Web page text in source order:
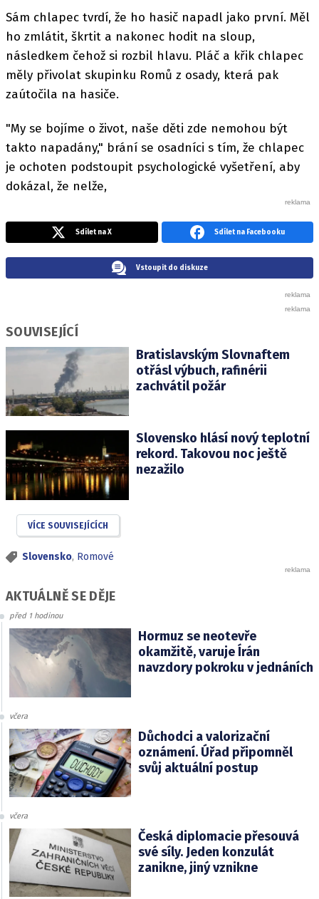
Sám chlapec tvrdí, že ho hasič napadl jako první. Měl
ho zmlátit, škrtit a nakonec hodit na sloup,
následkem čehož si rozbil hlavu. Pláč a křik chlapec
měly přivolat skupinku Romů z osady, která pak
zaútočila na hasiče.
"My se bojíme o život, naše děti zde nemohou být
takto napadány," brání se osadníci s tím, že chlapec
je ochoten podstoupit psychologické vyšetření, aby
dokázal, že nelže,
Sdílet na X Sdílet na Facebooku
Vstoupit do diskuze
SOUVISEJÍCÍ
Bratislavským Slovnaftem
otřásl výbuch, rafinérii
zachvátil požár
Slovensko hlásí nový teplotní
rekord. Takovou noc ještě
nezažilo
VÍCE SOUVISEJÍCÍCH
Slovensko, Romové
AKTUÁLNĚ SE DĚJE
před 1 hodinou
Hormuz se neotevře
okamžitě, varuje Írán
navzdory pokroku v jednáních
včera
Důchodci a valorizační
oznámení. Úřad připomněl
svůj aktuální postup
včera
Česká diplomacie přesouvá
své síly. Jeden konzulát
zanikne, jiný vznikne